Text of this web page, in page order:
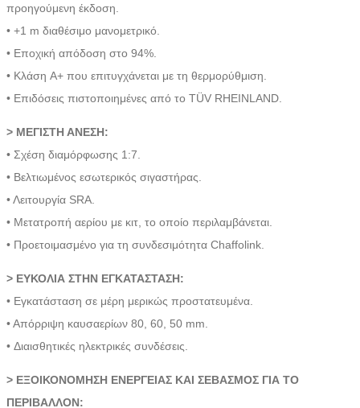
προηγούμενη έκδοση.
• +1 m διαθέσιμο μανομετρικό.
• Εποχική απόδοση στο 94%.
• Κλάση A+ που επιτυγχάνεται με τη θερμορύθμιση.
• Επιδόσεις πιστοποιημένες από το TÜV RHEINLAND.
> ΜΕΓΙΣΤΗ ΑΝΕΣΗ:
• Σχέση διαμόρφωσης 1:7.
• Βελτιωμένος εσωτερικός σιγαστήρας.
• Λειτουργία SRA.
• Μετατροπή αερίου με κιτ, το οποίο περιλαμβάνεται.
• Προετοιμασμένο για τη συνδεσιμότητα Chaffolink.
> ΕΥΚΟΛΙΑ ΣΤΗΝ ΕΓΚΑΤΑΣΤΑΣΗ:
• Εγκατάσταση σε μέρη μερικώς προστατευμένα.
• Απόρριψη καυσαερίων 80, 60, 50 mm.
• Διαισθητικές ηλεκτρικές συνδέσεις.
> ΕΞΟΙΚΟΝΟΜΗΣΗ ΕΝΕΡΓΕΙΑΣ ΚΑΙ ΣΕΒΑΣΜΟΣ ΓΙΑ ΤΟ
ΠΕΡΙΒΑΛΛΟΝ: